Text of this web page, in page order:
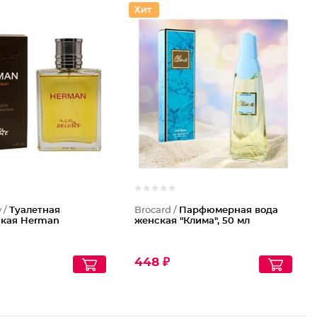
/
Туалетная
Herman
Brocard /
Парфюмерная вода
женская "Клима", 50 мл
448 ₽